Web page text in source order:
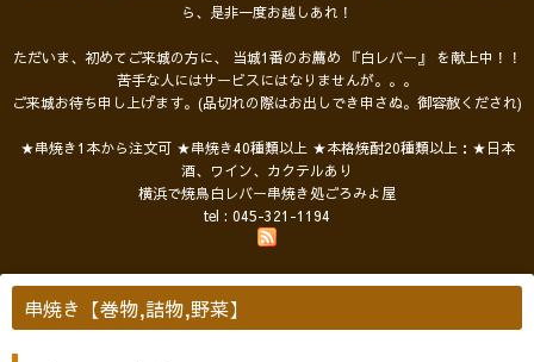
ら、是非一度お越しあれ！
ただいま、初めてご来城の方に、 当城1番のお薦め 『白レバー』 を献上中！！
苦手な人にはサービスにはなりませんが。。。
ご来城お待ち申し上げます。(品切れの際はお出しでき申さぬ。御容赦くだされ)
★串焼き1本から注文可 ★串焼き40種類以上 ★本格焼酎20種類以上：★日本
酒、ワイン、カクテルあり
横浜で焼鳥白レバー串焼き処ごろみよ屋
tel : 045-321-1194
串焼き【巻物,詰物,野菜】